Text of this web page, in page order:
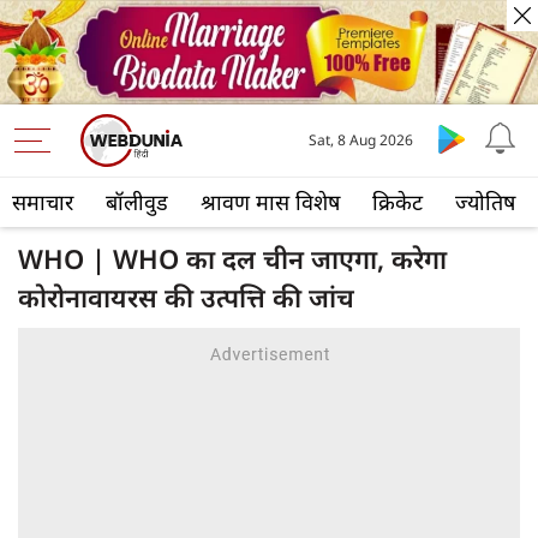
समाचार बॉलीवुड श्रावण मास विशेष क्रिकेट ज्योतिष
Sat, 8 Aug 2026
WHO | WHO का दल चीन जाएगा, करेगा
कोरोनावायरस की उत्पत्ति की जांच